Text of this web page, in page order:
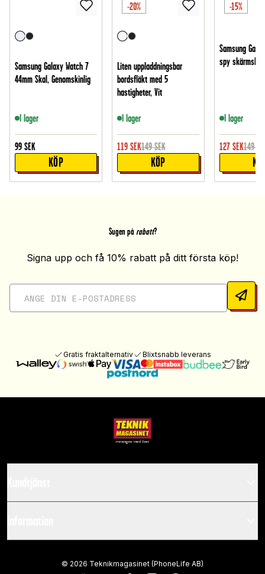
Samsung Galaxy Watch 7
44mm Skal, Genomskinlig
I lager
99 SEK
KÖP
-20%
Liten uppladdningsbar
bordsfläkt med 5
hastigheter, Vit
I lager
119 SEK149 SEK
KÖP
-15%
Samsung
spy
I lager
127 SEK149
Sugen på rabatt?
Signa upp och få 10% rabatt på ditt första köp!
Gratis fraktalternativ Blixtsnabb leverans
© 2026 Teknikmagasinet (PhoneLife AB)